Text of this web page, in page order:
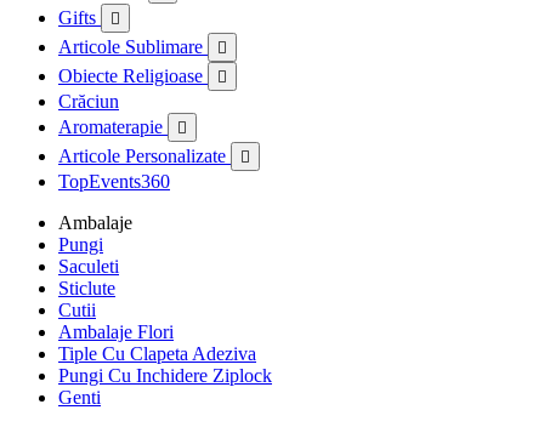
Gifts 
Articole Sublimare 
Obiecte Religioase 
Crăciun
Aromaterapie

Articole Personalizate 
TopEvents360
Ambalaje
Pungi
Saculeti
Sticlute
Cutii
Ambalaje Flori
Tiple Cu Clapeta Adeziva
Pungi Cu Inchidere Ziplock
Genti